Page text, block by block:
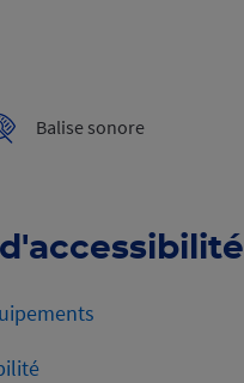
Balise sonore